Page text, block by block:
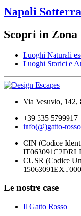
Napoli
Scopri in Zona
Luoghi Naturali
Luoghi Storici e
Via Vesuvio, 142,
+39 335 5799917
info(@)gatto-
CIN (Codice
CUSR (Codice
Le nostre case
Il Gatto Rosso